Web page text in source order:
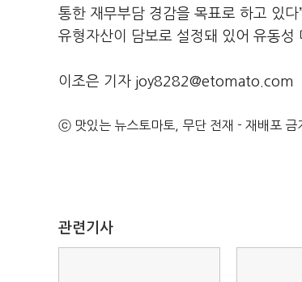
통한 재무부담 경감을 목표로 하고 있
유형자산이 담보로 설정돼 있어 유동성
이조은 기자 joy8282@etomato.com
ⓒ 맛있는 뉴스토마토, 무단 전재 - 재배포 금
관련기사